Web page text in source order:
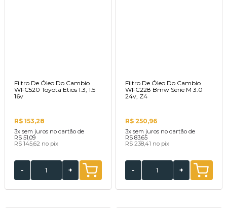
Filtro De Óleo Do Cambio
WFC520 Toyota Etios 1.3, 1.5
16v
R$ 153,28
3x sem juros no cartão de
R$ 51,09
R$ 145,62 no pix
- +
Filtro De Óleo Do Cambio
WFC228 Bmw Serie M 3.0
24v, Z4
R$ 250,96
3x sem juros no cartão de
R$ 83,65
R$ 238,41 no pix
- +